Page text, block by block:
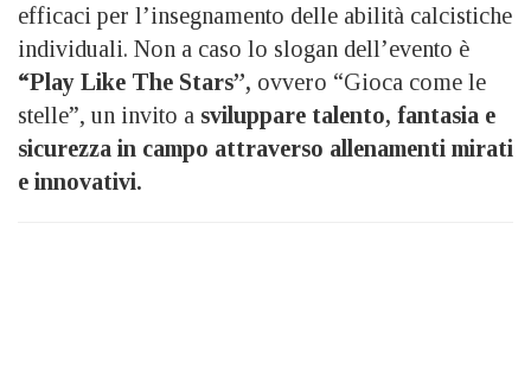
efficaci per l’insegnamento delle abilità calcistiche
individuali. Non a caso lo slogan dell’evento è
“Play Like The Stars”, ovvero “Gioca come le
stelle”, un invito a sviluppare talento, fantasia e
sicurezza in campo attraverso allenamenti mirati
e innovativi.